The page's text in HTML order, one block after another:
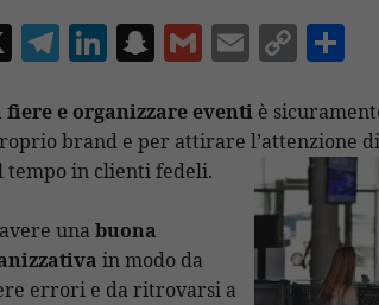
X T
e
gr
a
m
Li
k
e
dI
n
S
a
p
c
h
at
G
ai
l
E
ai
l
C
p
y
Li
n
k
n
di
vi
di
fiere e organizzare eventi è
brand e per attirare l’attenzione
tempo in clienti fedeli.
unabuona
in modo da
errori e da ritrovarsi a